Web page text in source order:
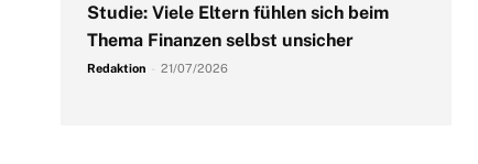
Studie: Viele Eltern fühlen sich beim
Thema Finanzen selbst unsicher
Redaktion 21/07/2026